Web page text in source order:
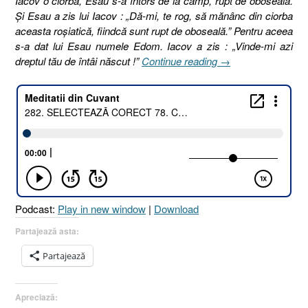
Şi Esau a zis lui Iacov : „Dă-mi, te rog, să mănânc din ciorba
aceasta roşiatică, fiindcă sunt rupt de oboseală.” Pentru aceea
s-a dat lui Esau numele Edom. Iacov a zis : „Vinde-mi azi
dreptul tău de întâi născut !”Continue reading „282.
CORECT
SCUMPĂ
MÂNCARE
[Geneza
25.29-
→
Podcast: Play in new window | Download
Partajează asta:
Partajează
Apreciază: